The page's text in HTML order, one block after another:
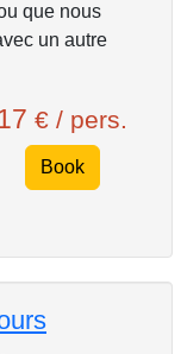
que nous
un autre
€ / pers.
Book